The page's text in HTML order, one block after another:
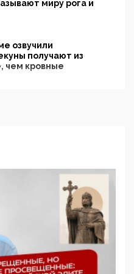
миру рога и
озвучили
получают из
чем кровные
в России, но
определять
Минцифры намерено
право
объекты от